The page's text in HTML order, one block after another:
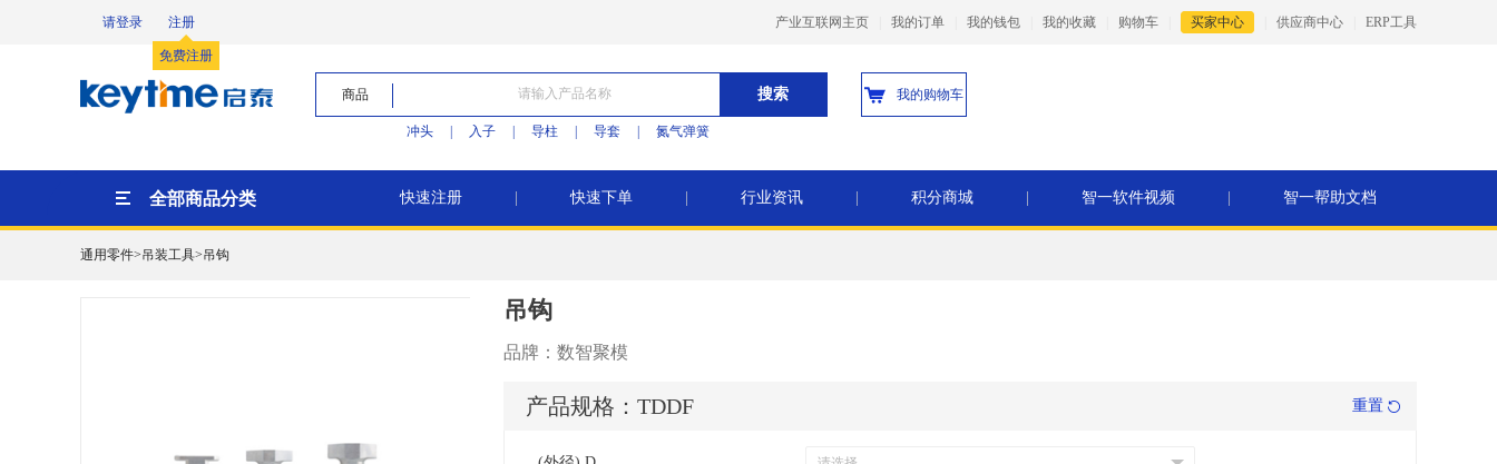
请登录 注册
免费注册
产业互联网主页 我的订单 我的钱包 我的收藏 购物车 买家中心 供应商中心 ERP工具
商品 搜索
冲头 入子 导柱 导套 氮气弹簧
我的购物车
全部商品分类 快速注册 快速下单 行业资讯 积分商城 智一软件视频 智一帮助文档
通用零件>吊装工具>吊钩
吊钩
品牌： 数智聚模
产品规格： TDDF 重置